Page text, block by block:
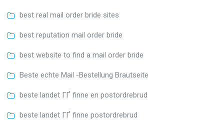
best real mail order bride sites
best reputation mail order bride
best website to find a mail order bride
Beste echte Mail -Bestellung Brautseite
beste landet ГҐ finne en postordrebrud
beste landet ГҐ finne postordrebrud